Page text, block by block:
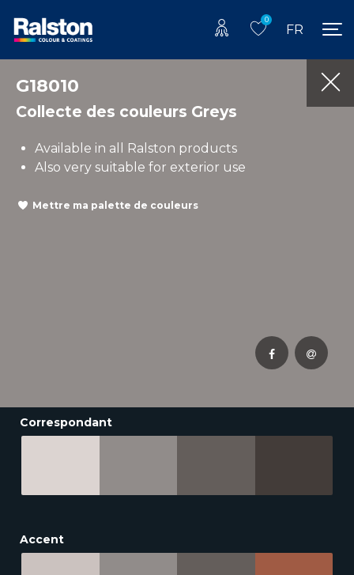
0
FR
G18010
Collecte des couleurs Greys
Available in all Ralston products
Also very suitable for exterior use
Mettre ma palette de couleurs
Correspondant
Accent